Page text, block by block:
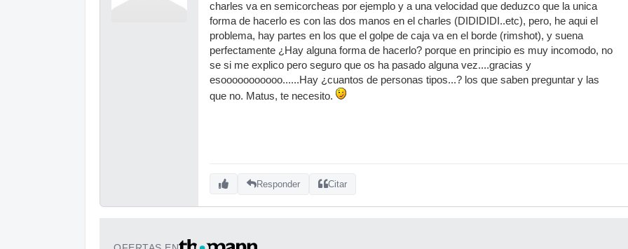
charles va en semicorcheas por ejemplo y a una velocidad que deduzco que la unica
forma de hacerlo es con las dos manos en el charles (DIDIDIDI..etc), pero, he aqui el
problema, hay partes en los que el golpe de caja va en el borde (rimshot), y suena
perfectamente ¿Hay alguna forma de hacerlo? porque en principio es muy incomodo, no
se si me explico pero seguro que os ha pasado alguna vez....gracias y
esooooooooooo......Hay ¿cuantos de personas tipos...? los que saben preguntar y las
que no. Matus, te necesito.
Responder Citar